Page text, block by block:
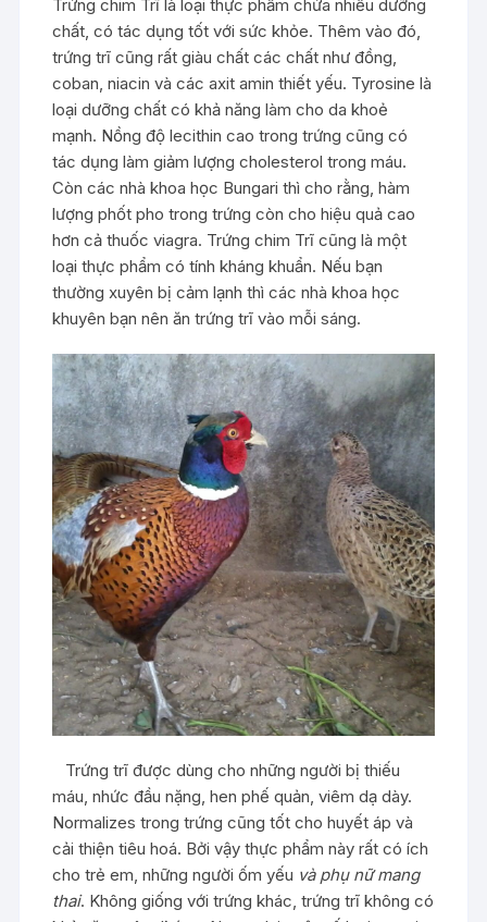
Trứng chim Trĩ là loại thực phẩm chứa nhiều dưỡng
chất, có tác dụng tốt với sức khỏe. Thêm vào đó,
trứng trĩ cũng rất giàu chất các chất như đồng,
coban, niacin và các axit amin thiết yếu. Tyrosine là
loại dưỡng chất có khả năng làm cho da khoẻ
mạnh. Nồng độ lecithin cao trong trứng cũng có
tác dụng làm giảm lượng cholesterol trong máu.
Còn các nhà khoa học Bungari thì cho rằng, hàm
lượng phốt pho trong trứng còn cho hiệu quả cao
hơn cả thuốc viagra. Trứng chim Trĩ cũng là một
loại thực phẩm có tính kháng khuẩn. Nếu bạn
thường xuyên bị cảm lạnh thì các nhà khoa học
khuyên bạn nên ăn trứng trĩ vào mỗi sáng.
Trứng trĩ được dùng cho những người bị thiếu
máu, nhức đầu nặng, hen phế quản, viêm dạ dày.
Normalizes trong trứng cũng tốt cho huyết áp và
cải thiện tiêu hoá. Bởi vậy thực phẩm này rất có ích
cho trẻ em, những người ốm yếu và phụ nữ mang
thai. Không giống với trứng khác, trứng trĩ không có